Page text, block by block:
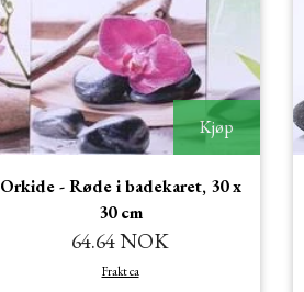
Kjøp
Orkide - Røde i badekaret, 30 x
30 cm
64.64 NOK
Frakt ca